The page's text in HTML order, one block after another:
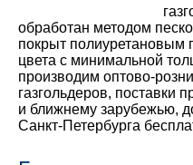
обработан методом
покрыт полиуретановым
цвета с минимальной
производим оптово-
газгольдеров, поставки
и ближнему зарубежью,
Санкт-Петербурга